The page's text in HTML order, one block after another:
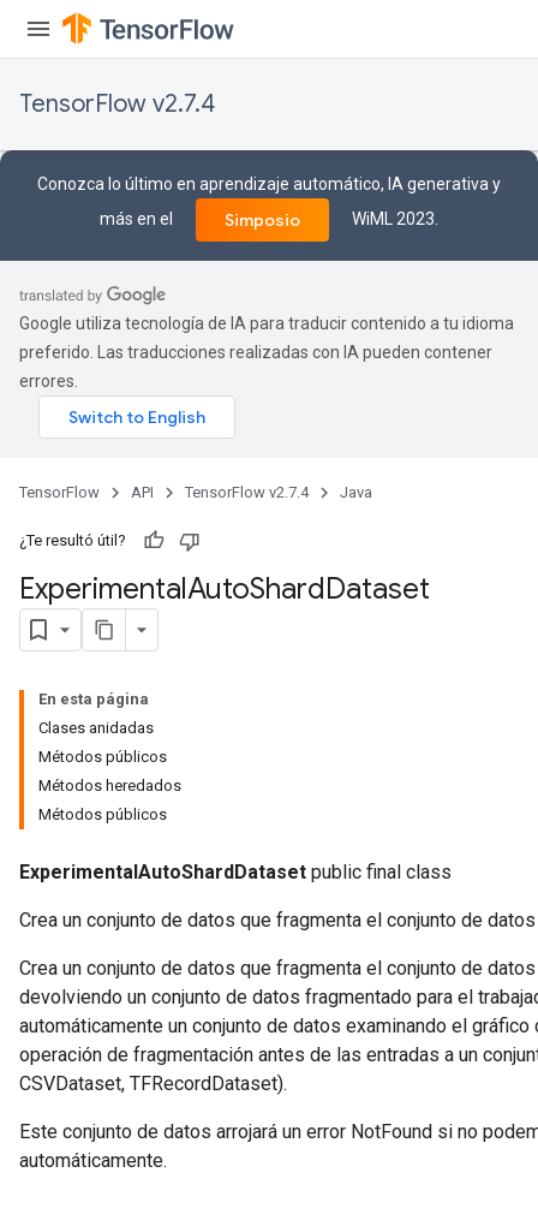
TensorFlow v2.7.4
Conozca lo último en aprendizaje automático, IA generativa y
más en el
Simposio WiML 2023.
Google utiliza tecnología de IA para traducir contenido a tu idioma
preferido. Las traducciones realizadas con IA pueden contener
errores.
TensorFlow API TensorFlow v2.7.4 Java
¿Te resultó útil?
ExperimentalAutoShardDataset
En esta página
Clases anidadas
Métodos públicos
Métodos heredados
Métodos públicos
ExperimentalAutoShardDataset public final class
Crea un conjunto de datos que fragmenta el conjunto de
Crea un conjunto de datos que fragmenta el conjunto de
devolviendo un conjunto de datos fragmentado para el
automáticamente un conjunto de datos examinando el
operación de fragmentación antes de las entradas a un
CSVDataset, TFRecordDataset).
Este conjunto de datos arrojará un error NotFound si no
automáticamente.